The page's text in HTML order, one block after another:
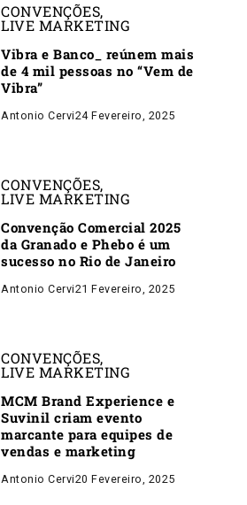
CONVENÇÕES,
LIVE MARKETING
Vibra e Banco_ reúnem mais
de 4 mil pessoas no “Vem de
Vibra”
Antonio Cervi24 Fevereiro, 2025
CONVENÇÕES,
LIVE MARKETING
Convenção Comercial 2025
da Granado e Phebo é um
sucesso no Rio de Janeiro
Antonio Cervi21 Fevereiro, 2025
CONVENÇÕES,
LIVE MARKETING
MCM Brand Experience e
Suvinil criam evento
marcante para equipes de
vendas e marketing
Antonio Cervi20 Fevereiro, 2025